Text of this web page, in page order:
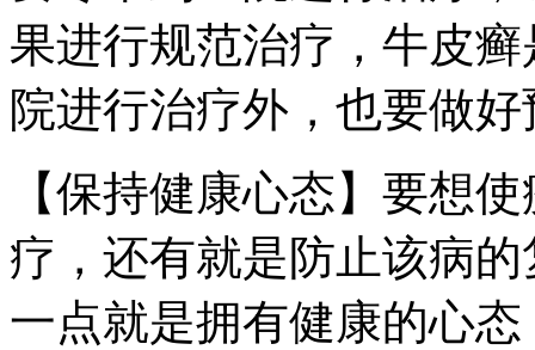
果进行规范治疗，牛皮
院进行治疗外，也要做
【保持健康心态】要想
疗，还有就是防止该病
一点就是拥有健康的心